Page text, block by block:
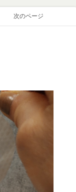
次のページ